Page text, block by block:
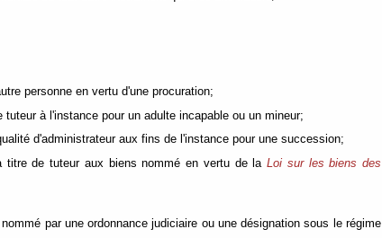
personne en vertu d'une procuration;
à l'instance pour un adulte incapable ou un mineur;
d'administrateur aux fins de l'instance pour une succession;
titre de tuteur aux biens nommé en vertu de laLoi sur les biens des
par une ordonnance judiciaire ou une désignation sous le régime